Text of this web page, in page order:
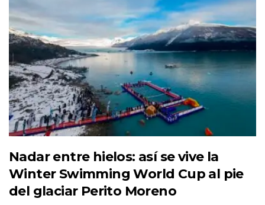
Nadar entre hielos: así se vive la
Winter Swimming World Cup al pie
del glaciar Perito Moreno